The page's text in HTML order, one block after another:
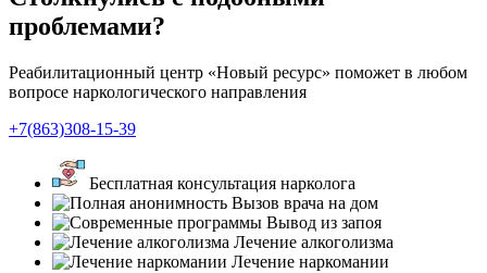
проблемами?
Реабилитационный центр «Новый ресурс» поможет в любом
вопросе наркологического направления
+7(863)308-15-39
Бесплатная консультация нарколога
Вызов врача на дом
Вывод из запоя
Лечение алкоголизма
Лечение наркомании